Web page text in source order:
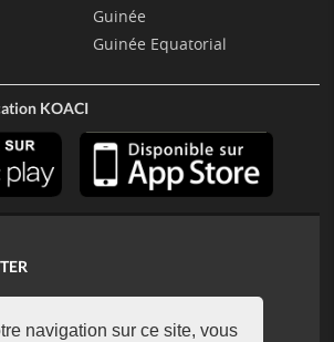
navigation sur ce site, vous
Guinée
Guinée Equatorial
KOACI